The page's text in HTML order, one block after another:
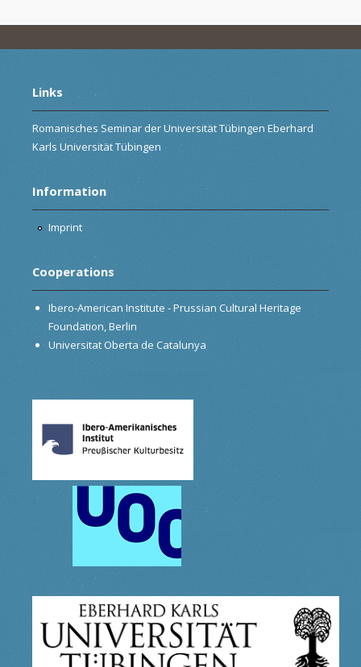
Links
Romanisches Seminar der Universität Tübingen Eberhard
Karls Universität Tübingen
Information
Imprint
Cooperations
Ibero-American Institute - Prussian Cultural Heritage
Foundation, Berlin
Universitat Oberta de Catalunya